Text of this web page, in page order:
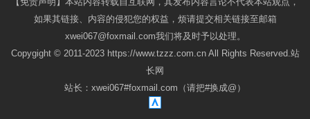
如果其链接、内容的侵犯您的权益，烦请提交相关链接至邮箱
xwei067@foxmail.com我们将及时予以处理。
Copygight © 2011-2023 https://www.tzzz.com.cn All Rights Reserved.站
长网
站长：xwei067#foxmail.com（请把#换成@）